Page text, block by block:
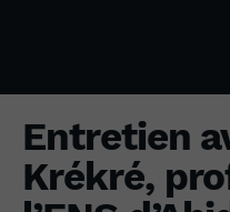
Entretien
Krékré,